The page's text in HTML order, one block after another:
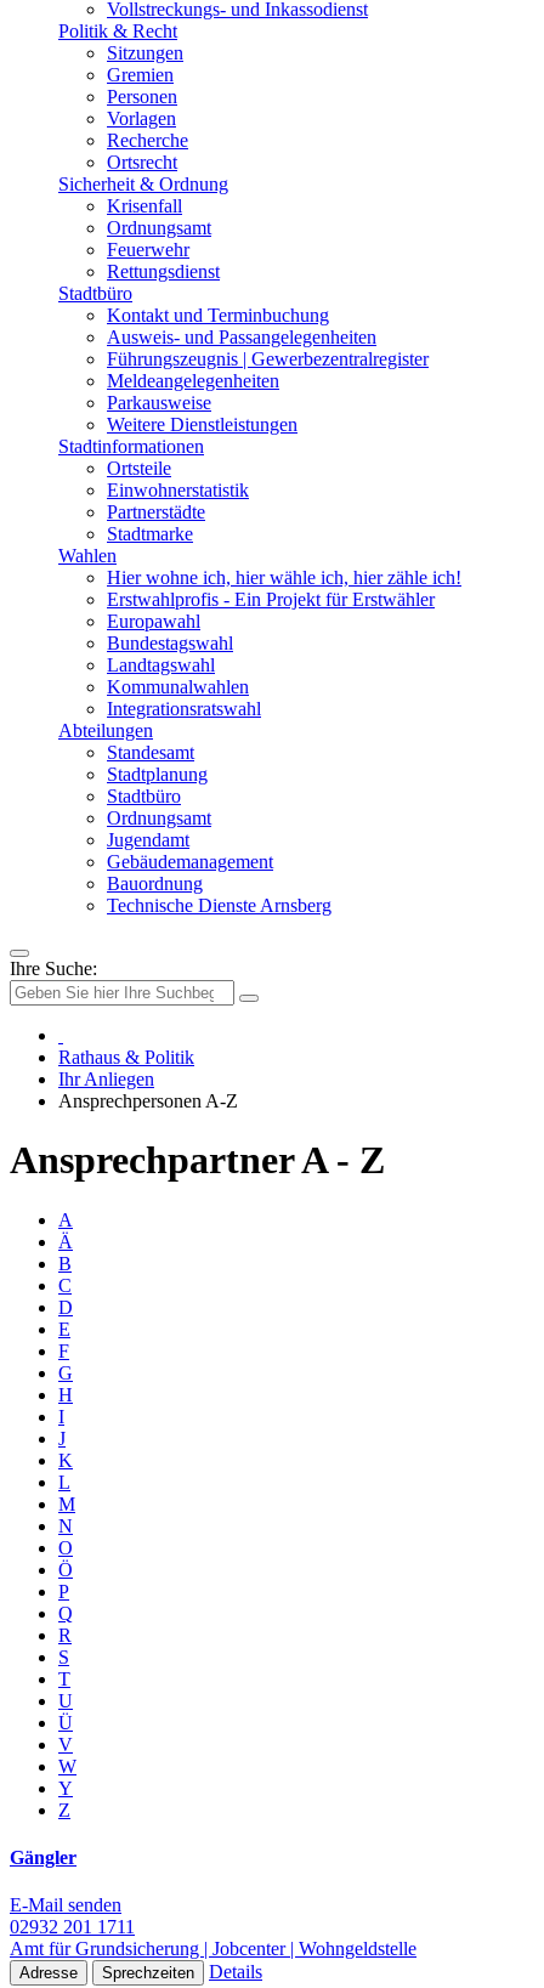
Vollstreckungs- und Inkassodienst
Politik & Recht
Sitzungen
Gremien
Personen
Vorlagen
Recherche
Ortsrecht
Sicherheit & Ordnung
Krisenfall
Ordnungsamt
Feuerwehr
Rettungsdienst
Stadtbüro
Kontakt und Terminbuchung
Ausweis- und Passangelegenheiten
Führungszeugnis | Gewerbezentralregister
Meldeangelegenheiten
Parkausweise
Weitere Dienstleistungen
Stadtinformationen
Ortsteile
Einwohnerstatistik
Partnerstädte
Stadtmarke
Wahlen
Hier wohne ich, hier wähle ich, hier zähle ich!
Erstwahlprofis - Ein Projekt für Erstwähler
Europawahl
Bundestagswahl
Landtagswahl
Kommunalwahlen
Integrationsratswahl
Abteilungen
Standesamt
Stadtplanung
Stadtbüro
Ordnungsamt
Jugendamt
Gebäudemanagement
Bauordnung
Technische Dienste Arnsberg
Ihre Suche:
Rathaus & Politik
Ihr Anliegen
Ansprechpersonen A-Z
Ansprechpartner A - Z
A
Ä
B
C
D
E
F
G
H
I
J
K
L
M
N
O
Ö
P
Q
R
S
T
U
Ü
V
W
Y
Z
Gängler
E-Mail senden
02932 201 1711
Amt für Grundsicherung | Jobcenter | Wohngeldstelle
Adresse Sprechzeiten Details